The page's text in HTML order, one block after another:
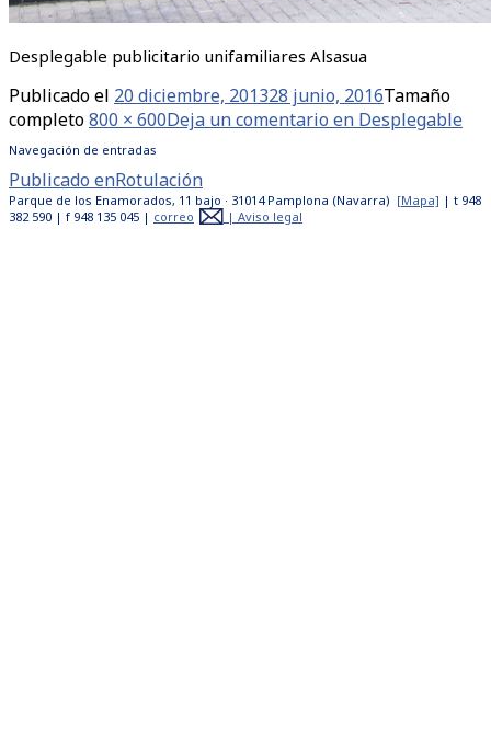
Desplegable publicitario unifamiliares Alsasua
Publicado el 20 diciembre, 201328 junio, 2016Tamaño
completo800 × 600Deja un comentario en Desplegable
Navegación de entradas
Publicado enRotulación
Parque de los Enamorados, 11 bajo · 31014 Pamplona (Navarra) [Mapa] | t 948
382 590 | f 948 135 045 | correo | Aviso legal